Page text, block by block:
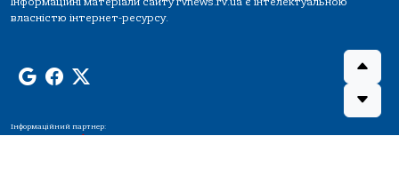
власністю інтернет-ресурсу.
Інформаційний партнер: